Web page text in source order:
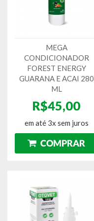
MEGA
CONDICIONADOR
FOREST ENERGY
GUARANA E ACAI 280
ML
R$45,00
em até 3x sem juros